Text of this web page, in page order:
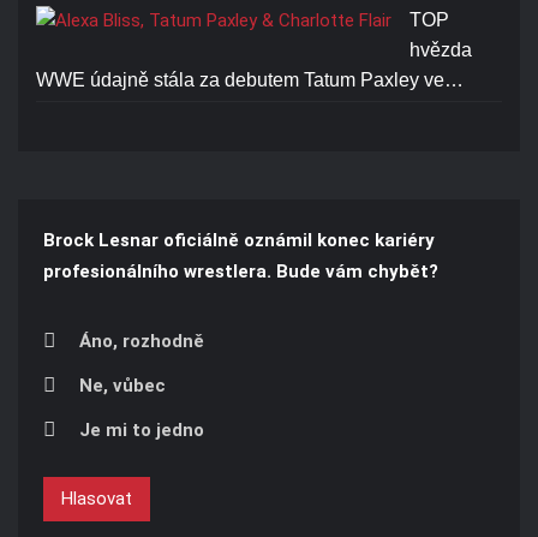
TOP
hvězda
WWE údajně stála za debutem Tatum Paxley ve…
Brock Lesnar oficiálně oznámil konec kariéry
profesionálního wrestlera. Bude vám chybět?
Áno, rozhodně
Ne, vůbec
Je mi to jedno
Hlasovat